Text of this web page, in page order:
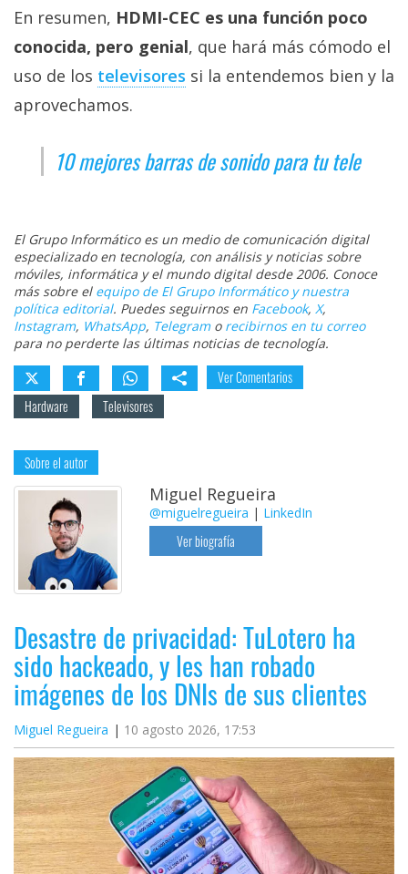
En resumen, HDMI-CEC es una función poco
conocida, pero genial, que hará más cómodo el
uso de los televisores si la entendemos bien y la
aprovechamos.
10 mejores barras de sonido para tu tele
El Grupo Informático es un medio de comunicación digital
especializado en tecnología, con análisis y noticias sobre
móviles, informática y el mundo digital desde 2006. Conoce
más sobre el equipo de El Grupo Informático y nuestra
política editorial. Puedes seguirnos en Facebook, X,
Instagram, WhatsApp, Telegramo recibirnos en tu correo
para no perderte las últimas noticias de tecnología.
Ver Comentarios
Hardware
Televisores
Sobre el autor
Miguel Regueira
@miguelregueira | LinkedIn
Ver biografía
Desastre de privacidad: TuLotero ha
sido hackeado, y les han robado
imágenes de los DNIs de sus clientes
Miguel Regueira 10 agosto 2026, 17:53